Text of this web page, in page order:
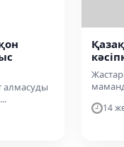
алмасуды
14